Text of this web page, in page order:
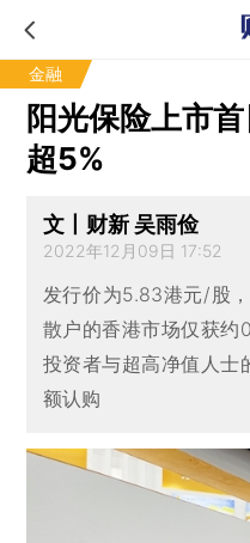
金融
阳光保险上市
超5%
文丨财新 吴雨俭
2022年12月09日 17:52
发行价为5.83港元/股
散户的香港市场仅获约
投资者与超高净值人士
额认购